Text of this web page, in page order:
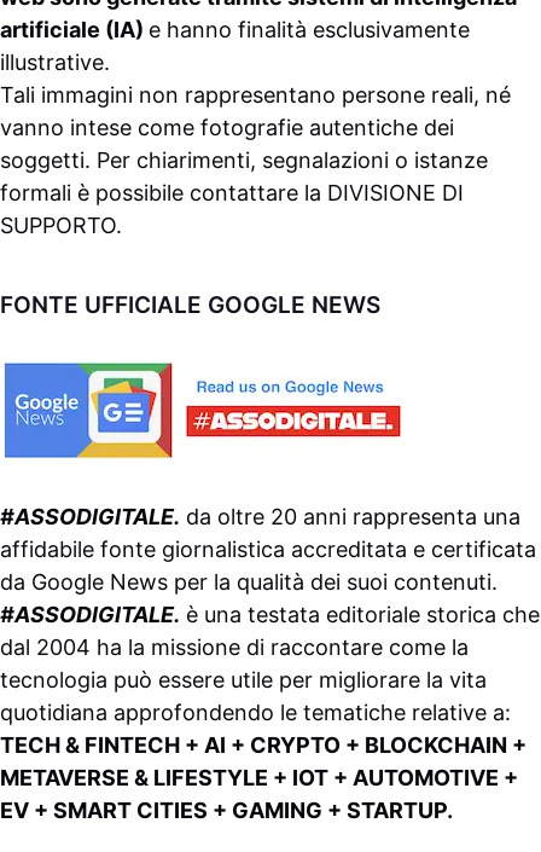
artificiale (IA) e hanno finalità esclusivamente
illustrative.
Tali immagini non rappresentano persone reali, né
vanno intese come fotografie autentiche dei
soggetti. Per chiarimenti, segnalazioni o istanze
formali è possibile contattare la DIVISIONE DI
SUPPORTO.
FONTE UFFICIALE GOOGLE NEWS
#ASSODIGITALE. da oltre 20 anni rappresenta una
affidabile fonte giornalistica accreditata e certificata
da Google News per la qualità dei suoi contenuti.
#ASSODIGITALE. è una testata editoriale storica che
dal 2004 ha la missione di raccontare come la
tecnologia può essere utile per migliorare la vita
quotidiana approfondendo le tematiche relative a:
TECH & FINTECH + AI + CRYPTO + BLOCKCHAIN +
METAVERSE & LIFESTYLE + IOT + AUTOMOTIVE +
EV + SMART CITIES + GAMING + STARTUP.